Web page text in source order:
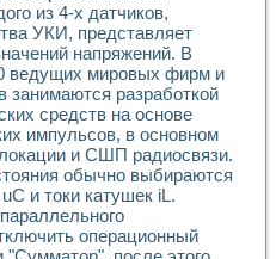
из 4-х датчиков,
УКИ, представляет
напряжений. В
ведущих мировых фирм и
занимаются разработкой
средств на основе
импульсов, в основном
и СШП радиосвязи.
обычно выбираются
и токи катушек iL.
операционный